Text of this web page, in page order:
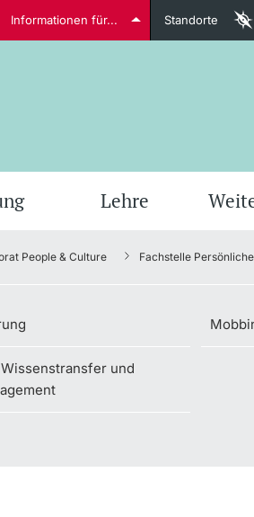
Dozierende
Informationen für... Standorte
Lehre
und
People & Culture Fachstelle